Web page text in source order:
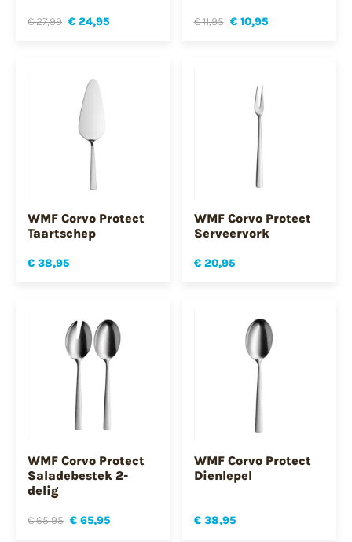
€ 27,99 € 24,95 € 11,95 € 10,95
WMF Corvo Protect
Taartschep
€ 38,95
WMF Corvo Protect
Serveervork
€ 20,95
WMF Corvo Protect
Saladebestek 2-
delig
€ 65,95 € 65,95
WMF Corvo Protect
Dienlepel
€ 38,95